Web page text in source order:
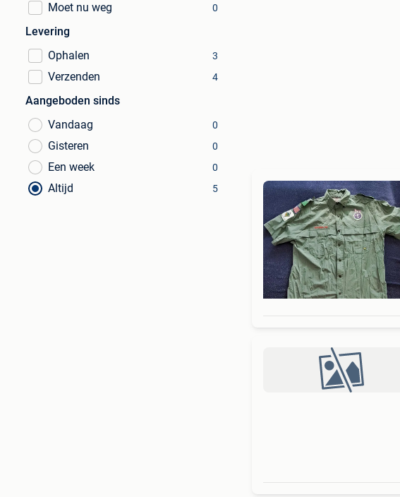
Moet nu weg
0
Levering
Ophalen
3
Verzenden 4
Aangeboden sinds
Vandaag
0
Gisteren 0
Een week 0
Altijd 5